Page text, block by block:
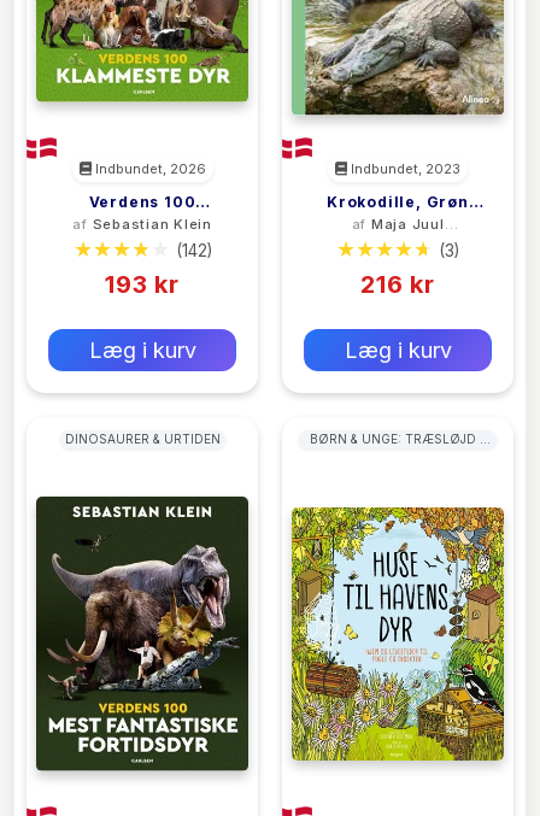
Indbundet, 2026
Verdens 100
Klammeste Dyr
af Sebastian Klein
(142)
193 kr
Læg i kurv
Indbundet, 2023
Krokodille, Grøn
Fagklub
af Maja Juul
Paustian
(3)
216 kr
Læg i kurv
DINOSAURER & URTIDEN
BØRN & UNGE: TRÆSLØJD &